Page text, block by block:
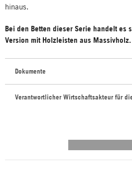
hinaus.
Bei den Betten dieser Serie handelt es
Version mit Holzleisten aus Massivholz.
Dokumente
Verantwortlicher Wirtschaftsakteur für